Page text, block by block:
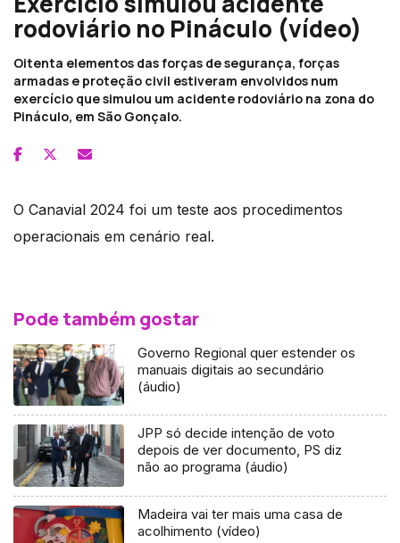
rodoviário no Pináculo (vídeo)
Oitenta elementos das forças de segurança, forças
armadas e proteção civil estiveram envolvidos num
exercício que simulou um acidente rodoviário na zona do
Pináculo, em São Gonçalo.
O Canavial 2024 foi um teste aos procedimentos
operacionais em cenário real.
Pode também gostar
Governo Regional quer estender os
manuais digitais ao secundário
(áudio)
JPP só decide intenção de voto
depois de ver documento, PS diz
não ao programa (áudio)
Madeira vai ter mais uma casa de
acolhimento (vídeo)